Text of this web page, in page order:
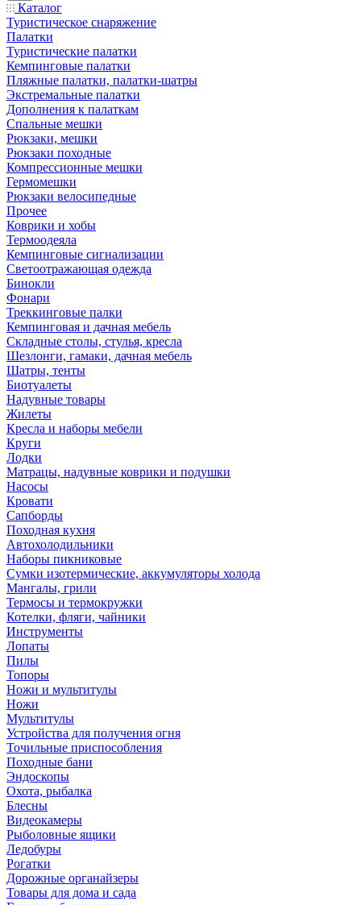
Каталог
Туристическое снаряжение
Палатки
Туристические палатки
Кемпинговые палатки
Пляжные палатки, палатки-шатры
Экстремальные палатки
Дополнения к палаткам
Спальные мешки
Рюкзаки, мешки
Рюкзаки походные
Компрессионные мешки
Гермомешки
Рюкзаки велосипедные
Прочее
Коврики и хобы
Термоодеяла
Кемпинговые сигнализации
Светоотражающая одежда
Бинокли
Фонари
Треккинговые палки
Кемпинговая и дачная мебель
Складные столы, стулья, кресла
Шезлонги, гамаки, дачная мебель
Шатры, тенты
Биотуалеты
Надувные товары
Жилеты
Кресла и наборы мебели
Круги
Лодки
Матрацы, надувные коврики и подушки
Насосы
Кровати
Сапборды
Походная кухня
Автохолодильники
Наборы пикниковые
Сумки изотермические, аккумуляторы холода
Мангалы, грили
Термосы и термокружки
Котелки, фляги, чайники
Инструменты
Лопаты
Пилы
Топоры
Ножи и мультитулы
Ножи
Мультитулы
Устройства для получения огня
Точильные приспособления
Походные бани
Эндоскопы
Охота, рыбалка
Блесны
Видеокамеры
Рыболовные ящики
Ледобуры
Рогатки
Дорожные органайзеры
Товары для дома и сада